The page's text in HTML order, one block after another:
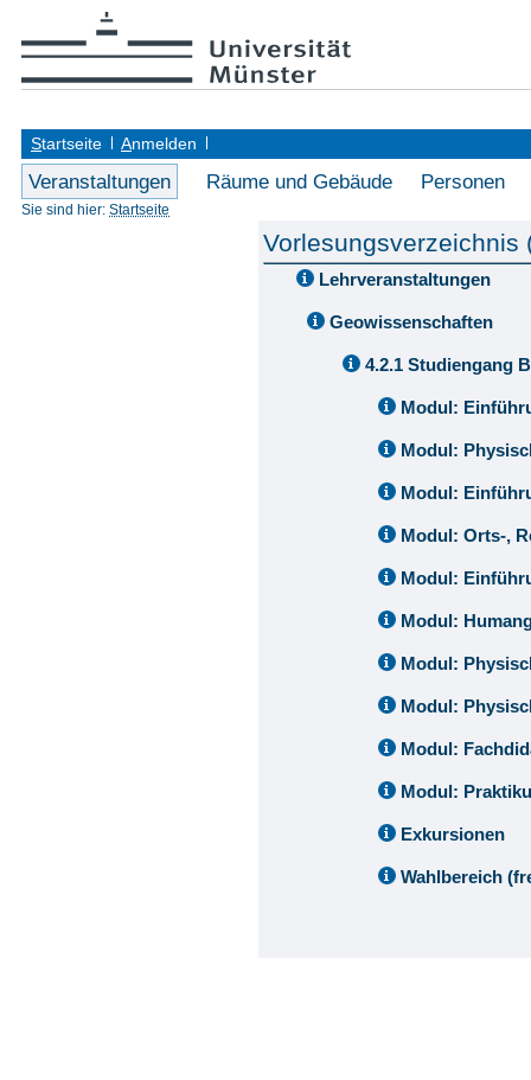
Startseite Anmelden
Veranstaltungen Räume und Gebäude Personen
Sie sind hier: Startseite
Vorlesungsverzeichnis
Lehrveranstaltungen
Geowissenschaften
4.2.1 Studiengang
Modul:
Modul:
Modul:
Modul: Orts-,
Modul:
Modul:
Modul:
Modul:
Modul:
Modul:
Exkursionen
Wahlbereich